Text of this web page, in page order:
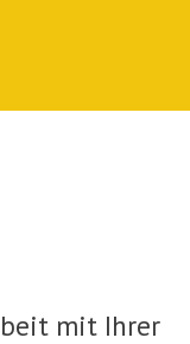
mit Ihrer